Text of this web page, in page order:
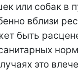
или собак в
вблизи
быть
это